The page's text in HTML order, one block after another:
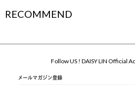
RECOMMEND
Follow US ! DAISY LIN Official
メールマガジン登録